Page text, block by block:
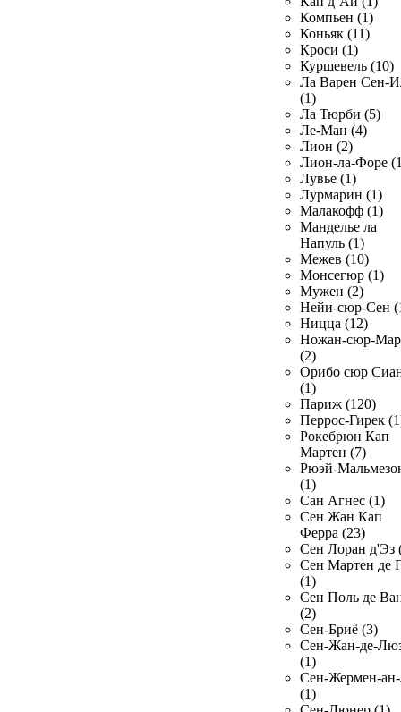
Компьен (1)
Коньяк (11)
Кроси (1)
Куршевель (10)
Ла Варен Сен-
(1)
Ла Тюрби (5)
Ле-Ман (4)
Лион (2)
Лион-ла-Форе
Лувье (1)
Лурмарин (1)
Малакофф (1)
Манделье ла
Напуль (1)
Межев (10)
Монсегюр (1)
Мужен (2)
Нейи-сюр-Сен
Ницца (12)
Ножан-сюр-
(2)
Орибо сюр
(1)
Париж (120)
Перрос-Гирек
Рокебрюн Кап
Мартен (7)
Рюэй-
(1)
Сан Агнес (1)
Сен Жан Кап
Ферра (23)
Сен Лоран д'Эз
Сен Мартен де
(1)
Сен Поль де
(2)
Сен-Бриё (3)
Сен-Жан-де-
(1)
Сен-Жермен-
(1)